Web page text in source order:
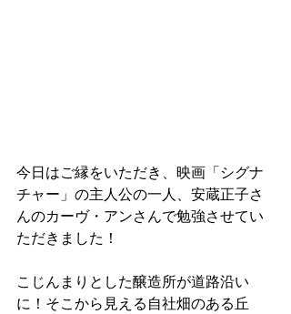
今日はご縁をいただき、映画「シグナ
チャー」の主人公の一人、安蔵正子さ
んのカーヴ・アンさんで勉強させてい
ただきました！
こじんまりとした醸造所が道路沿い
に！そこから見える自社畑のある丘